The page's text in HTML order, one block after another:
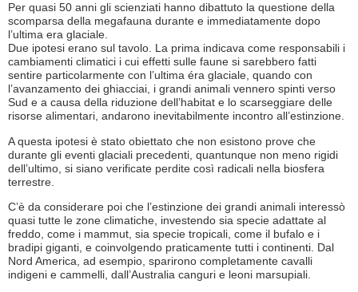
Per quasi 50 anni gli scienziati hanno dibattuto la questione della
scomparsa della megafauna durante e immediatamente dopo
l’ultima era glaciale.
Due ipotesi erano sul tavolo. La prima indicava come responsabili i
cambiamenti climatici i cui effetti sulle faune si sarebbero fatti
sentire particolarmente con l’ultima éra glaciale, quando con
l’avanzamento dei ghiacciai, i grandi animali vennero spinti verso
Sud e a causa della riduzione dell’habitat e lo scarseggiare delle
risorse alimentari, andarono inevitabilmente incontro all’estinzione.
A questa ipotesi è stato obiettato che non esistono prove che
durante gli eventi glaciali precedenti, quantunque non meno rigidi
dell’ultimo, si siano verificate perdite così radicali nella biosfera
terrestre.
C’è da considerare poi che l’estinzione dei grandi animali interessò
quasi tutte le zone climatiche, investendo sia specie adattate al
freddo, come i mammut, sia specie tropicali, come il bufalo e i
bradipi giganti, e coinvolgendo praticamente tutti i continenti. Dal
Nord America, ad esempio, sparirono completamente cavalli
indigeni e cammelli, dall’Australia canguri e leoni marsupiali.